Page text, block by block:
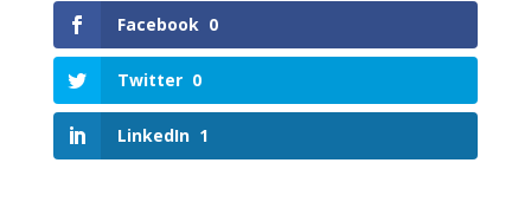
Facebook 0
Twitter 0
LinkedIn 1